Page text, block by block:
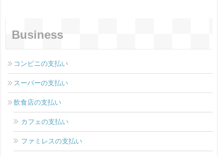
Business
コンビニの支払い
スーパーの支払い
飲食店の支払い
カフェの支払い
ファミレスの支払い